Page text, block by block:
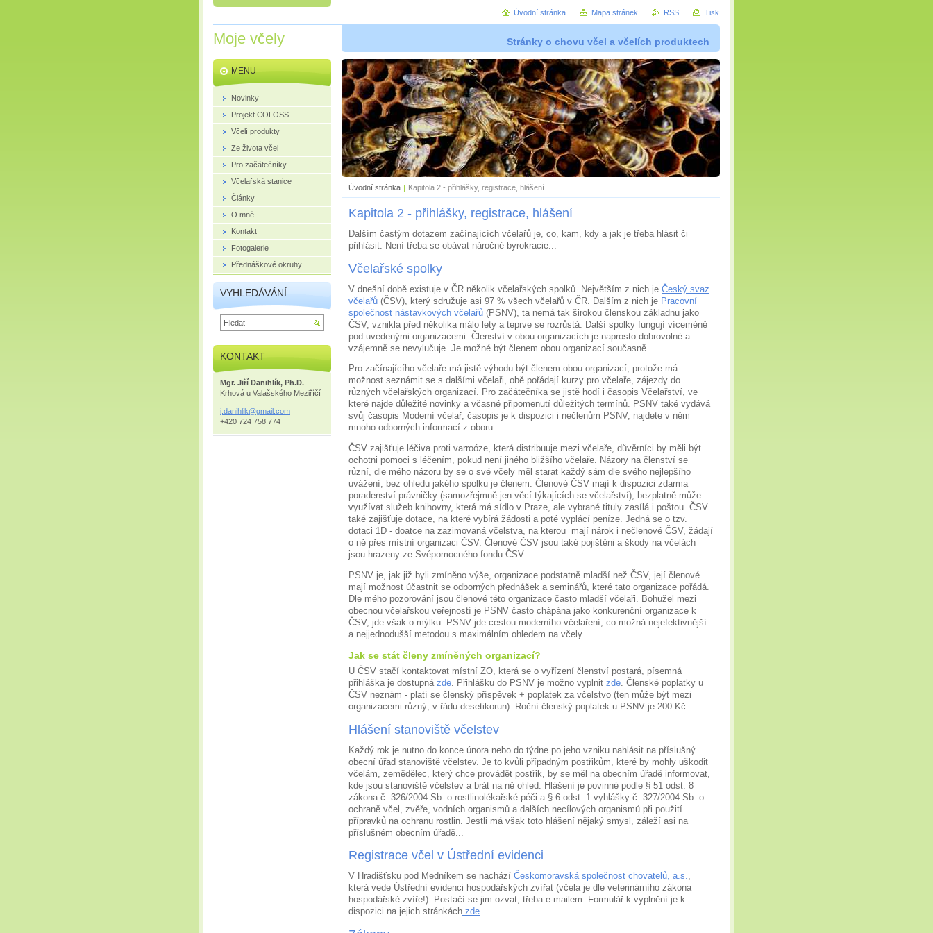
Moje včely Stránky o chovu včel a včelích produktech
Úvodní stránka | Kapitola 2 - přihlášky, registrace, hlášení
Kapitola 2 - přihlášky, registrace, hlášení
Dalším častým dotazem začínajících včelařů je, co, kam, kdy a jak je třeba hlásit či
přihlásit. Není třeba se obávat náročné byrokracie...
Včelařské spolky
V dnešní době existuje v ČR několik včelařských spolků. Největším z nich je Český svaz
včelařů (ČSV), který sdružuje asi 97 % všech včelařů v ČR. Dalším z nich je Pracovní
společnost nástavkových včelařů (PSNV), ta nemá tak širokou členskou základnu jako
ČSV, vznikla před několika málo lety a teprve se rozrůstá. Další spolky fungují víceméně
pod uvedenými organizacemi. Členství v obou organizacích je naprosto dobrovolné a
vzájemně se nevylučuje. Je možné být členem obou organizací současně.
Pro začínajícího včelaře má jistě výhodu být členem obou organizací, protože má
možnost seznámit se s dalšími včelaři, obě pořádají kurzy pro včelaře, zájezdy do
různých včelařských organizací. Pro začátečníka se jistě hodí i časopis Včelařství, ve
které najde důležité novinky a včasné připomenutí důležitých termínů. PSNV také vydává
svůj časopis Moderní včelař, časopis je k dispozici i nečlenům PSNV, najdete v něm
mnoho odborných informací z oboru.
ČSV zajišťuje léčiva proti varroóze, která distribuuje mezi včelaře, důvěrníci by měli být
ochotni pomoci s léčením, pokud není jiného bližšího včelaře. Názory na členství se
různí, dle mého názoru by se o své včely měl starat každý sám dle svého nejlepšího
uvážení, bez ohledu jakého spolku je členem. Členové ČSV mají k dispozici zdarma
poradenství právničky (samozřejmně jen věcí týkajících se včelařství), bezplatně může
využívat služeb knihovny, která má sídlo v Praze, ale vybrané tituly zasílá i poštou. ČSV
také zajišťuje dotace, na které vybírá žádosti a poté vyplácí peníze. Jedná se o tzv.
dotaci 1D - doatce na zazimovaná včelstva, na kterou mají nárok i nečlenové ČSV, žádají
o ně přes místní organizaci ČSV. Členové ČSV jsou také pojištěni a škody na včelách
jsou hrazeny ze Svépomocného fondu ČSV.
PSNV je, jak již byli zmíněno výše, organizace podstatně mladší než ČSV, její členové
mají možnost účastnit se odborných přednášek a seminářů, které tato organizace pořádá.
Dle mého pozorování jsou členové této organizace často mladší včelaři. Bohužel mezi
obecnou včelařskou veřejností je PSNV často chápána jako konkurenční organizace k
ČSV, jde však o mýlku. PSNV jde cestou moderního včelaření, co možná nejefektivnější
a nejjednodušší metodou s maximálním ohledem na včely.
Jak se stát členy zmíněných organizací?
U ČSV stačí kontaktovat místní ZO, která se o vyřízení členství postará, písemná
přihláška je dostupná zde . Přihlášku do PSNV je možno vyplnit zde . Členské poplatky u
ČSV neznám - platí se členský příspěvek + poplatek za včelstvo (ten může být mezi
organizacemi různý, v řádu desetikorun). Roční členský poplatek u PSNV je 200 Kč.
Hlášení stanoviště včelstev
Každý rok je nutno do konce února nebo do týdne po jeho vzniku nahlásit na příslušný
obecní úřad stanoviště včelstev. Je to kvůli případným postřikům, které by mohly uškodit
včelám, zemědělec, který chce provádět postřik, by se měl na obecním úřadě informovat,
kde jsou stanoviště včelstev a brát na ně ohled. Hlášení je povinné podle § 51 odst. 8
zákona č. 326/2004 Sb. o rostlinolékařské péči a § 6 odst. 1 vyhlášky č. 327/2004 Sb. o
ochraně včel, zvěře, vodních organismů a dalších necílových organismů při použití
přípravků na ochranu rostlin. Jestli má však toto hlášení nějaký smysl, záleží asi na
příslušném obecním úřadě...
Registrace včel v Ústřední evidenci
V Hradišťsku pod Medníkem se nachází Českomoravská společnost chovatelů, a.s.,
která vede Ústřední evidenci hospodářských zvířat (včela je dle veterinárního zákona
hospodářské zvíře!). Postačí se jim ozvat, třeba e-mailem. Formulář k vyplnění je k
dispozici na jejich stránkách zde.
MENU
Novinky
Projekt COLOSS
Včelí produkty
Ze života včel
Pro začátečníky
Včelařská stanice
Články
O mně
Kontakt
Fotogalerie
Přednáškové okruhy
VYHLEDÁVÁNÍ
KONTAKT
Mgr. Jiří Danihlík, Ph.D.
Krhová u Valašského Meziříčí
j.danihlik@gmail .com
+420 724 758 774
Úvodní stránka Mapa stránek RSS Tisk